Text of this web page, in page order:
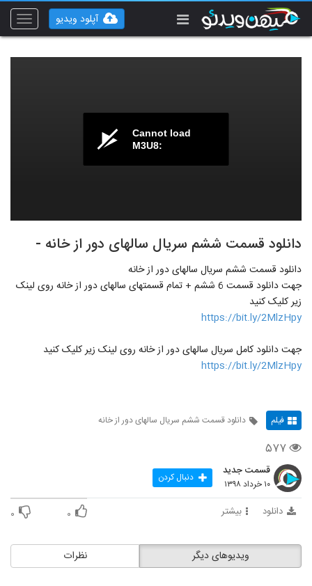
Toggle
آپلود ویدیو
Cannot load
M3U8:
دانلود قسمت ششم سریال سالهای دور از خانه -
دانلود قسمت ششم سریال سالهای دور از خانه
جهت دانلود قسمت 6 ششم + تمام قسمتهای سالهای دور از خانه روی لینک
زیر کلیک کنید
https://bit.ly/2MlzHpy
جهت دانلود کامل سریال سالهای دور از خانه روی لینک زیر کلیک کنید
https://bit.ly/2MlzHpy
فیلم دانلود قسمت ششم سریال سالهای دور از خانه
۵۷۷
قسمت جدید
۱۰ خرداد ۱۳۹۸ دنبال کردن
دانلود بیشتر ۰ ۰
نظرات ویدیوهای دیگر